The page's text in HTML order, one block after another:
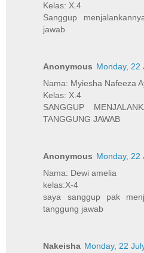
Kelas: X.4
Sanggup
jawab
Anonymous Monday, 22
Nama: Myiesha Nafeeza
Kelas: X.4
SANGGUP
TANGGUNG JAWAB
Anonymous Monday, 22
Nama: Dewi amelia
kelas:X-4
saya sanggup pak
tanggung jawab
Nakeisha Monday, 22